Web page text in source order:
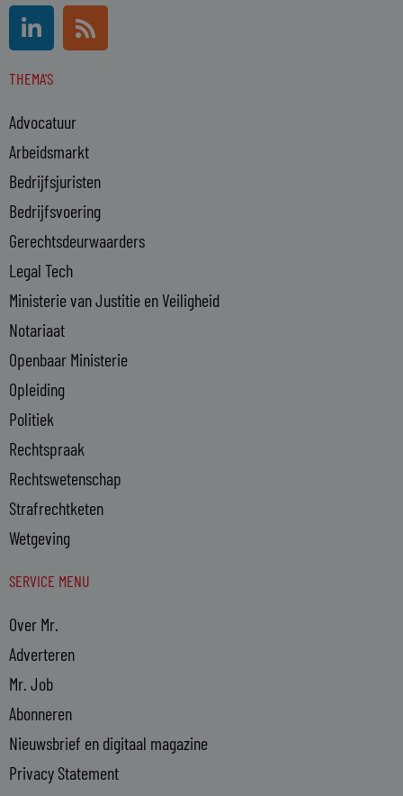
L
i
n
k
d
i
n
-
i
n
R
s
s
THEMA'S
Advocatuur
Arbeidsmarkt
Bedrijfsjuristen
Bedrijfsvoering
Gerechtsdeurwaarders
Legal Tech
Ministerie van Justitie en Veiligheid
Notariaat
Openbaar Ministerie
Opleiding
Politiek
Rechtspraak
Rechtswetenschap
Strafrechtketen
Wetgeving
SERVICE MENU
Over Mr.
Adverteren
Mr. Job
Abonneren
Nieuwsbrief en digitaal magazine
Privacy Statement